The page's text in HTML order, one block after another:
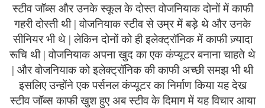
स्टीव जॉब्स और उनके स्कूल के दोस्त वोजनियाक दोनों में काफी
गहरी दोस्ती थी | वोजनियाक स्टीव से उम्र में बड़े थे और उनके
सीनियर भी थे | लेकिन दोनों को ही इलेक्ट्रॉनिक में काफी ज़्यादा
रूचि थी | वोजनियाक अपना खुद का एक कंप्यूटर बनाना चाहते थे
| और वोजनियाक को इलेक्ट्रॉनिक की काफी अच्छी समझ भी थी
इसलिए उन्होंने एक पर्सनल कंप्यूटर का निर्माण किया यह देख
स्टीव जॉब्स काफी खुश हुए अब स्टीव के दिमाग में यह विचार आया